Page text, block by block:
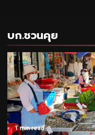
บก.ชวนคุย
1 min read